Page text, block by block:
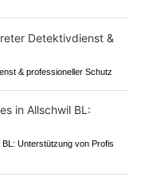
& professioneller Schutz
Unterstützung von Profis